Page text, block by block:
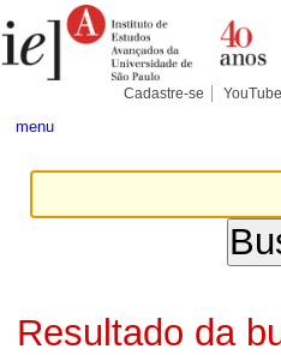
para
conteúdo.
Pessoais
Cadastre-se YouTube
menu
Resultado da